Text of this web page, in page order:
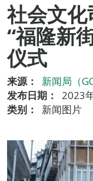
社会文
“福隆新
仪式
来源：
新闻局（
发布日期：
2023
类别：
新闻图片